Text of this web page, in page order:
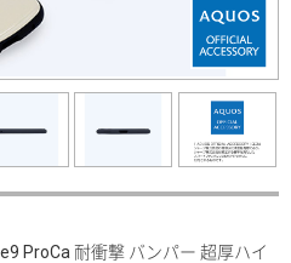
ProCa 耐衝撃 バンパー 超厚ハイ